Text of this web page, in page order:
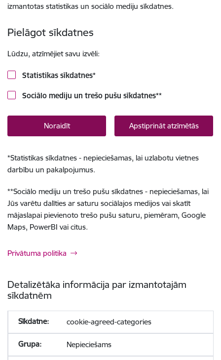
izmantotas statistikas un sociālo mediju sīkdatnes.
Pielāgot sīkdatnes
Lūdzu, atzīmējiet savu izvēli:
Statistikas sīkdatnes*
Sociālo mediju un trešo pušu sīkdatnes**
Noraidīt Apstiprināt atzīmētās
*Statistikas sīkdatnes - nepieciešamas, lai uzlabotu vietnes
darbību un pakalpojumus.
**Sociālo mediju un trešo pušu sīkdatnes - nepieciešamas, lai
Jūs varētu dalīties ar saturu sociālajos medijos vai skatīt
mājaslapai pievienoto trešo pušu saturu, piemēram, Google
Maps, PowerBI vai citus.
Privātuma politika
Detalizētāka informācija par izmantotajām
sīkdatnēm
cookie-agreed-categories
Nepieciešams